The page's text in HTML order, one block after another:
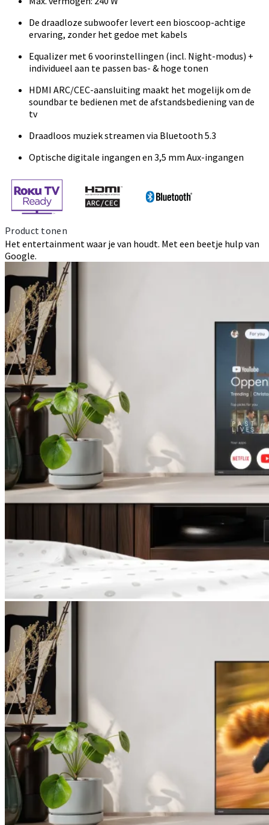
De draadloze subwoofer levert een bioscoop-achtige
ervaring, zonder het gedoe met kabels
Equalizer met 6 voorinstellingen (incl. Night-modus) +
individueel aan te passen bas- & hoge tonen
HDMI ARC/CEC-aansluiting maakt het mogelijk om de
soundbar te bedienen met de afstandsbediening van de
tv
Draadloos muziek streamen via Bluetooth 5.3
Optische digitale ingangen en 3,5 mm Aux-ingangen
Product tonen
Het entertainment waar je van houdt. Met een beetje hulp van
Google.